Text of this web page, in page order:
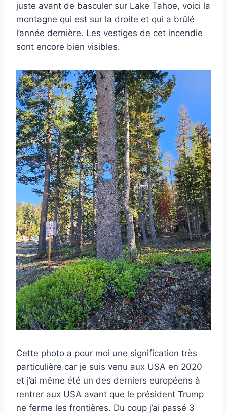
juste avant de basculer sur Lake Tahoe, voici la
montagne qui est sur la droite et qui a brûlé
l’année dernière. Les vestiges de cet incendie
sont encore bien visibles.
Cette photo a pour moi une signification très
particulière car je suis venu aux USA en 2020
et j’ai même été un des derniers européens à
rentrer aux USA avant que le président Trump
ne ferme les frontières. Du coup j’ai passé 3